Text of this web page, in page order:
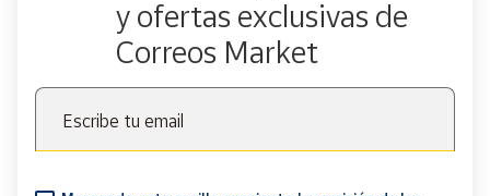
y ofertas exclusivas de
Correos Market
Escribe tu email